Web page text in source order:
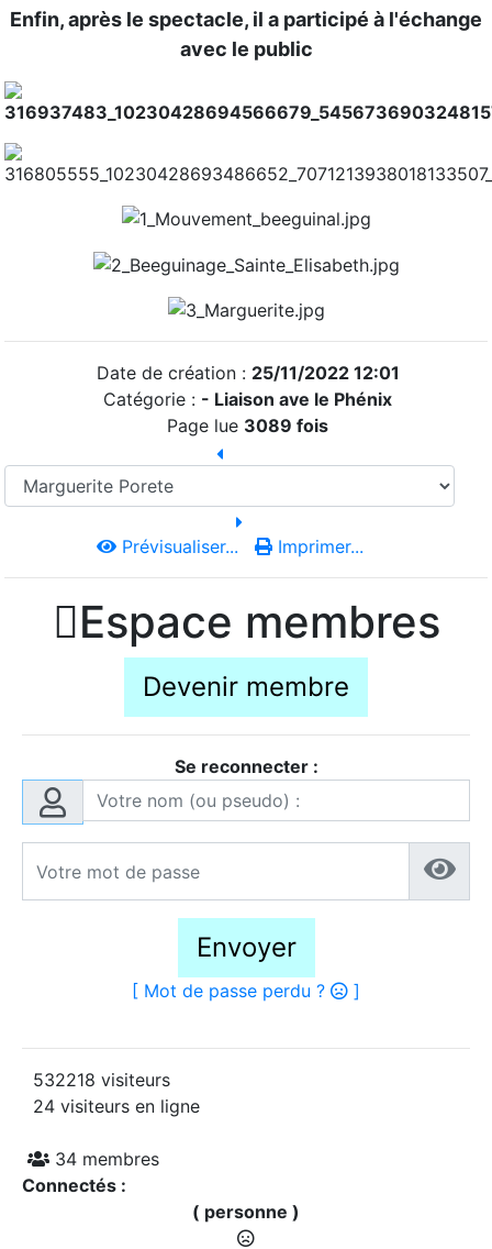
Enfin, après le spectacle, il a participé à l'échange
avec le public
Date de création : 25/11/2022 12:01
Catégorie : - Liaison ave le Phénix
Page lue 3089 fois
Prévisualiser... Imprimer...
Espace membres
Devenir membre
Se reconnecter :
Envoyer
[ Mot de passe perdu ? ]
532218 visiteurs
24 visiteurs en ligne
34 membres
Connectés :
( personne )